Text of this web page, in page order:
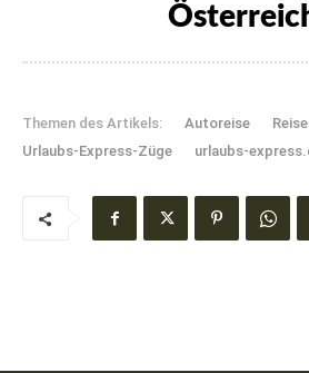
Themen des Artikels: Autoreise
Urlaubs-Express-Züge
urlaubs-